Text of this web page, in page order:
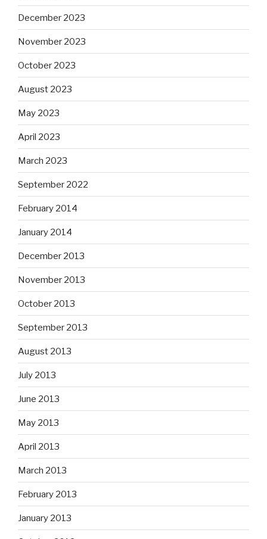
December 2023
November 2023
October 2023
August 2023
May 2023
April 2023
March 2023
September 2022
February 2014
January 2014
December 2013
November 2013
October 2013
September 2013
August 2013
July 2013
June 2013
May 2013
April 2013
March 2013
February 2013
January 2013